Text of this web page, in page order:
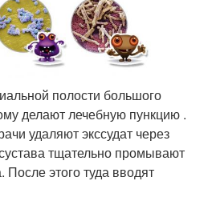
полости большого
делают лечебную пункцию .
удаляют экссудат через
тщательно промывают
После этого туда вводят